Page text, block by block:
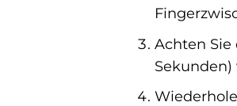
Achten Sie